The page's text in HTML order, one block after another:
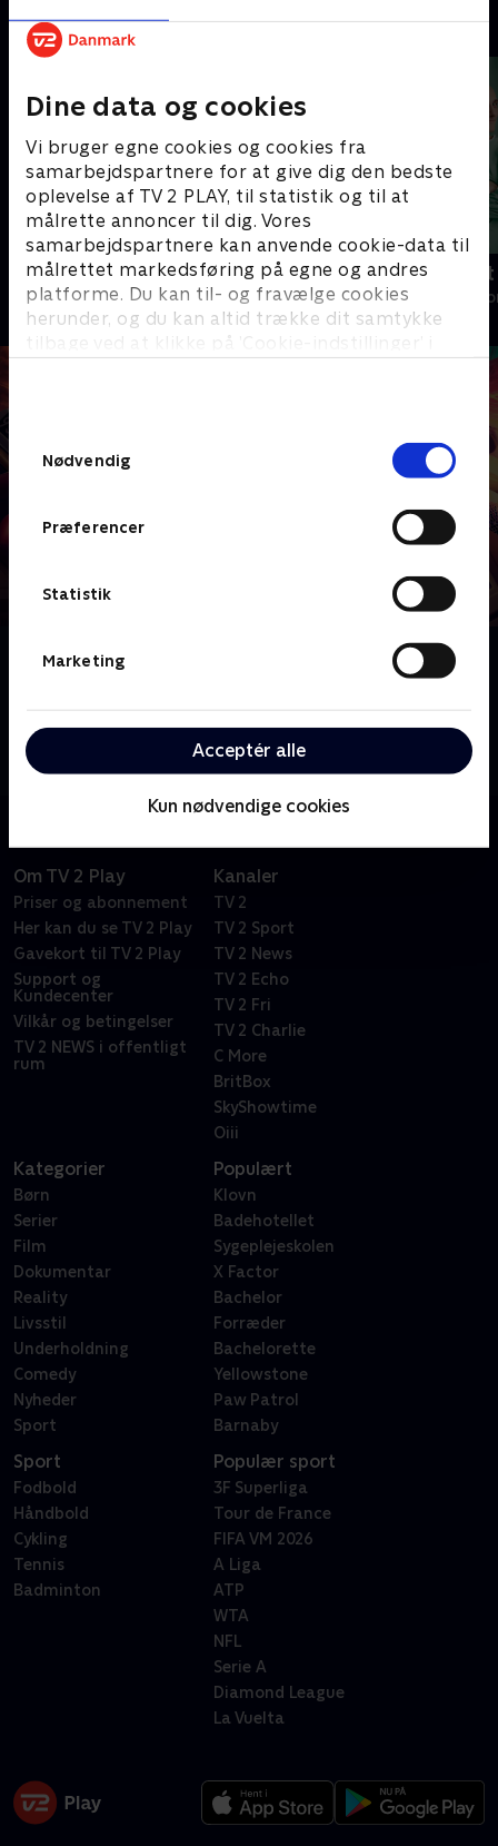
Dine data og cookies
Vi bruger egne cookies og cookies fra
samarbejdspartnere for at give dig den bedste
oplevelse af TV 2 PLAY, til statistik og til at
målrette annoncer til dig. Vores
samarbejdspartnere kan anvende cookie-data til
målrettet markedsføring på egne og andres
platforme. Du kan til- og fravælge cookies
herunder, og du kan altid trække dit samtykke
tilbage ved at klikke på ’Cookie-indstillinger’ i
Nødvendig
Præferencer
Statistik
Marketing
Acceptér alle
Kun nødvendige cookies
Andre så også
Happy fucking Pride
Drama • 1 sæsoner
Fake Patient
Drama • 1
Om Quantum Leap (2022)
Næsten 30 år efter dr. Sam Beckett trådte ind i
nyt team, ledet af dr. Ben Song, genstarte projektet
for at forstå maskinens mysterier og dens skaber.
Om TV 2 Play
Priser og abonnement
Her kan du se TV 2 Play
Gavekort til TV 2 Play
Support og
Kundecenter
Vilkår og betingelser
TV 2 NEWS i offentligt
rum
Kanaler
TV 2
TV 2 Sport
TV 2 News
TV 2 Echo
TV 2 Fri
TV 2 Charlie
C More
BritBox
SkyShowtime
Oiii
Kategorier
Børn
Serier
Film
Dokumentar
Reality
Livsstil
Underholdning
Comedy
Nyheder
Sport
Populært
Klovn
Badehotellet
Sygeplejeskolen
X Factor
Bachelor
Forræder
Bachelorette
Yellowstone
Paw Patrol
Barnaby
Sport
Fodbold
Håndbold
Cykling
Tennis
Badminton
Populær sport
3F Superliga
Tour de France
FIFA VM 2026
A Liga
ATP
WTA
NFL
Serie A
Diamond League
La Vuelta